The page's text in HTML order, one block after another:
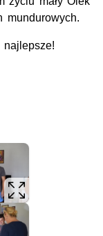
mundurowych.
najlepsze!